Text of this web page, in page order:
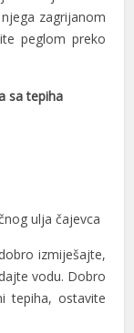
zagrijanom
peglom preko
sa tepiha
ulja čajevca
izmiješajte,
vodu. Dobro
tepiha, ostavite